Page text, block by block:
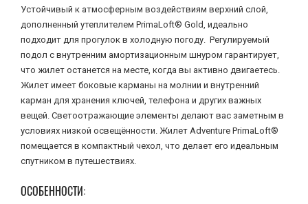
Устойчивый к атмосферным воздействиям верхний слой,
дополненный утеплителем PrimaLoft® Gold, идеально
подходит для прогулок в холодную погоду. Регулируемый
подол с внутренним амортизационным шнуром гарантирует,
что жилет останется на месте, когда вы активно двигаетесь.
Жилет имеет боковые карманы на молнии и внутренний
карман для хранения ключей, телефона и других важных
вещей. Светоотражающие элементы делают вас заметным в
условиях низкой освещённости. Жилет Adventure PrimaLoft®
помещается в компактный чехол, что делает его идеальным
спутником в путешествиях.
ОСОБЕННОСТИ: